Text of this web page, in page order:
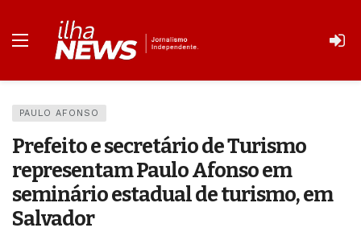
PAULO AFONSO
Prefeito e secretário de Turismo
representam Paulo Afonso em
seminário estadual de turismo, em
Salvador